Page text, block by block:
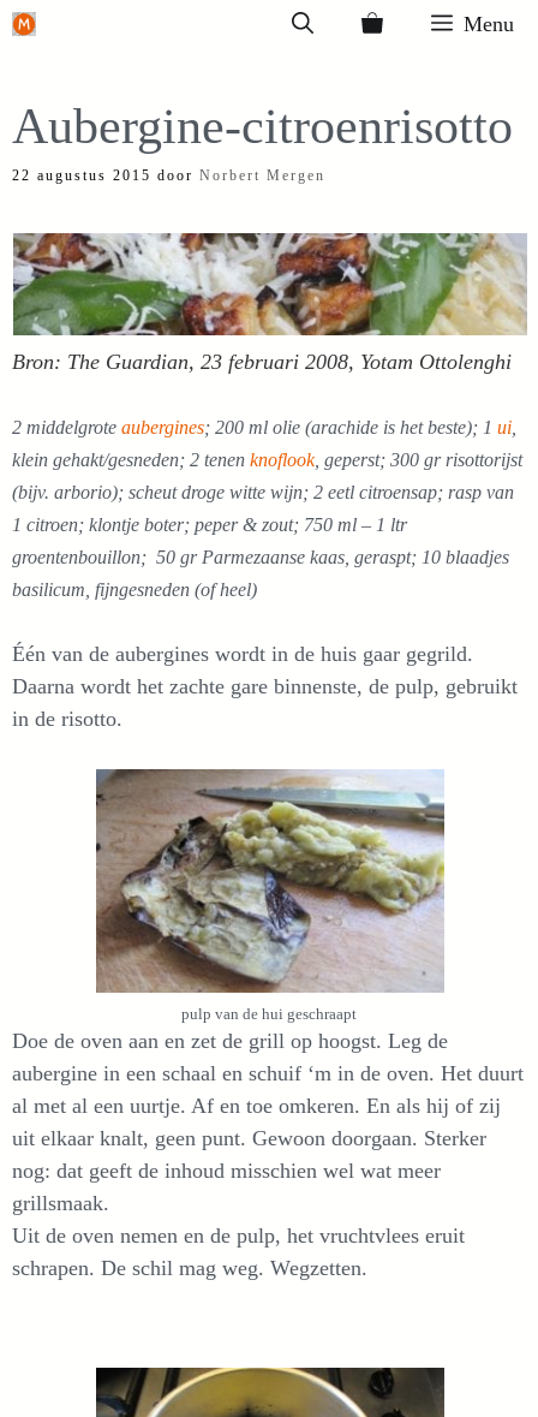
Ga
inhoud
Menu
Aubergine-citroenrisotto
22 augustus 2015 door Norbert Mergen
Bron: The Guardian, 23 februari 2008, Yotam Ottolenghi
2 middelgrote aubergines; 200 ml olie (arachide is het beste); 1 ui,
klein gehakt/gesneden; 2 tenen knoflook, geperst; 300 gr risottorijst
(bijv. arborio); scheut droge witte wijn; 2 eetl citroensap; rasp van
1 citroen; klontje boter; peper & zout; 750 ml – 1 ltr
groentenbouillon; 50 gr Parmezaanse kaas, geraspt; 10 blaadjes
basilicum, fijngesneden (of heel)
Één van de aubergines wordt in de huis gaar gegrild.
Daarna wordt het zachte gare binnenste, de pulp, gebruikt
in de risotto.
pulp van de hui geschraapt
Doe de oven aan en zet de grill op hoogst. Leg de
aubergine in een schaal en schuif ‘m in de oven. Het duurt
al met al een uurtje. Af en toe omkeren. En als hij of zij
uit elkaar knalt, geen punt. Gewoon doorgaan. Sterker
nog: dat geeft de inhoud misschien wel wat meer
grillsmaak.
Uit de oven nemen en de pulp, het vruchtvlees eruit
schrapen. De schil mag weg. Wegzetten.